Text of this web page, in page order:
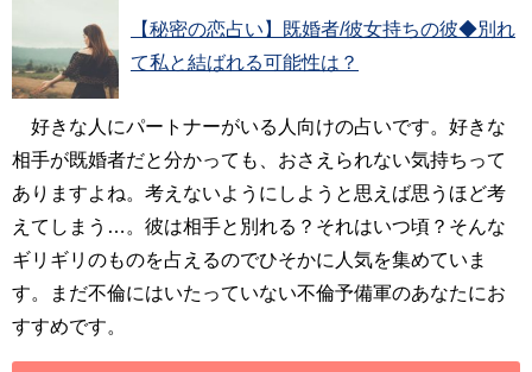
【秘密の恋占い】既婚者/彼女持ちの彼◆別れ
て私と結ばれる可能性は？
好きな人にパートナーがいる人向けの占いです。好きな
相手が既婚者だと分かっても、おさえられない気持ちって
ありますよね。考えないようにしようと思えば思うほど考
えてしまう…。彼は相手と別れる？それはいつ頃？そんな
ギリギリのものを占えるのでひそかに人気を集めていま
す。まだ不倫にはいたっていない不倫予備軍のあなたにお
すすめです。